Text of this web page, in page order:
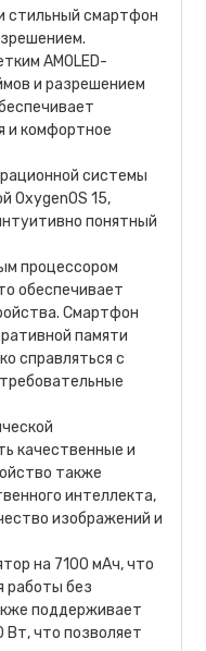
стильный смартфон
AMOLED-
и разрешением
и комфортное
системы
OxygenOS 15,
понятный
процессором
обеспечивает
Смартфон
памяти
справляться с
качественные и
также
интеллекта,
изображений и
на 7100 мАч, что
работы без
поддерживает
что позволяет